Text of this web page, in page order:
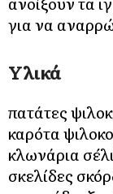
για να
Υλικά
πατάτες
καρότα
κλωνάρια
σκελίδες